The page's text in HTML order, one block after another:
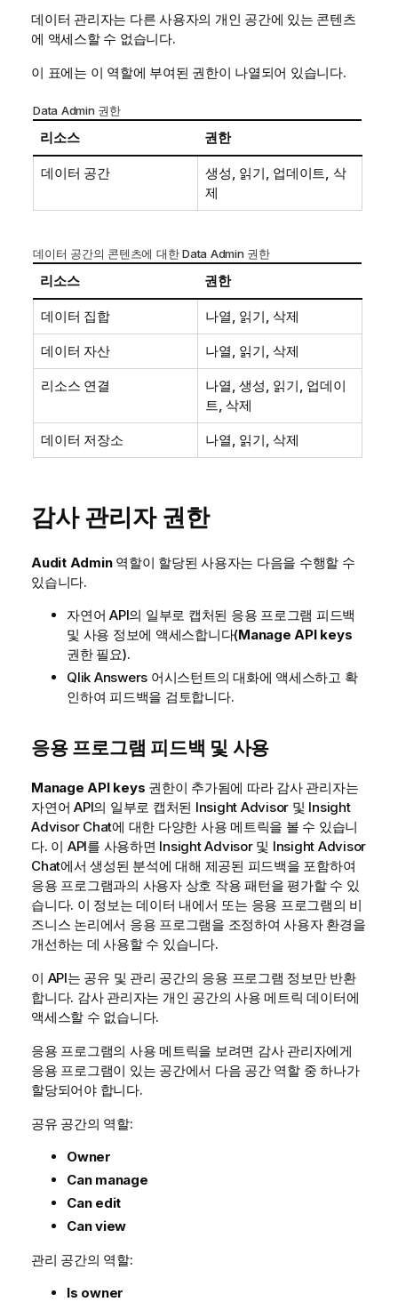
데이터 관리자는 다른 사용자의 개인 공간에 있는 콘텐츠
에 액세스할 수 없습니다.
이 표에는 이 역할에 부여된 권한이 나열되어 있습니다.
Data Admin 권한
리소스 권한
데이터 공간
생성, 읽기, 업데이트, 삭
제
데이터 공간의 콘텐츠에 대한 Data Admin 권한
리소스 권한
데이터 집합 나열, 읽기, 삭제
데이터 자산 나열, 읽기, 삭제
리소스 연결
나열, 생성, 읽기, 업데이
트, 삭제
데이터 저장소 나열, 읽기, 삭제
감사 관리자 권한
Audit Admin역할이 할당된 사용자는 다음을 수행할 수
있습니다.
자연어 API의 일부로 캡처된 응용 프로그램 피드백
및 사용 정보에 액세스합니다(Manage API keys
권한 필요).
Qlik Answers 어시스턴트의 대화에 액세스하고 확
인하여 피드백을 검토합니다.
응용 프로그램 피드백 및 사용
Manage API keys 권한이 추가됨에 따라 감사 관리자는
자연어 API의 일부로 캡처된 Insight Advisor 및 Insight
Advisor Chat에 대한 다양한 사용 메트릭을 볼 수 있습니
다. 이 API를 사용하면 Insight Advisor및 Insight Advisor
Chat에서 생성된 분석에 대해 제공된 피드백을 포함하여
응용 프로그램과의 사용자 상호 작용 패턴을 평가할 수 있
습니다. 이 정보는 데이터 내에서 또는 응용 프로그램의 비
즈니스 논리에서 응용 프로그램을 조정하여 사용자 환경을
개선하는 데 사용할 수 있습니다.
이 API는 공유 및 관리 공간의 응용 프로그램 정보만 반환
합니다. 감사 관리자는 개인 공간의 사용 메트릭 데이터에
액세스할 수 없습니다.
응용 프로그램의 사용 메트릭을 보려면 감사 관리자에게
응용 프로그램이 있는 공간에서 다음 공간 역할 중 하나가
할당되어야 합니다.
공유 공간의 역할:
Owner
Can manage
Can edit
Can view
관리 공간의 역할:
Is owner